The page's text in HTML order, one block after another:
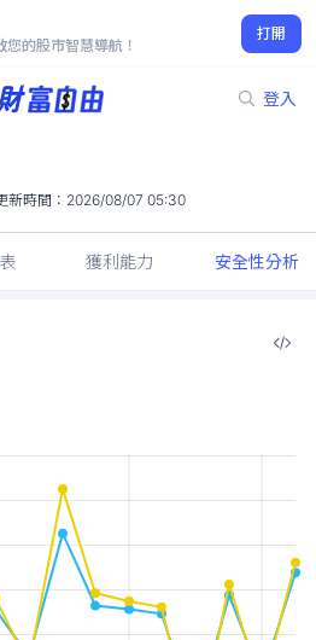
的股市智慧導航！
打開
登入
-5.9%
新時間： 2026/08/07 05:30
獲利能力 安全性分析